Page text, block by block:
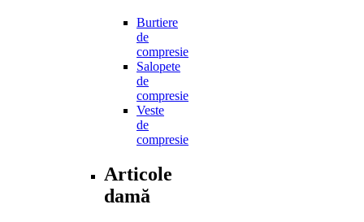
Burtiere
de
compresie
Salopete
de
compresie
Veste
de
compresie
Articole
damă